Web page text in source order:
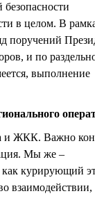
в целом. В
поручений
и по
выполнение
и ЖКК. Важно
Мы же –
как курирующий
взаимодействии,